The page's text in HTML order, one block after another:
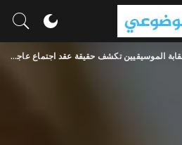
الموسيقيين تكشف حقيقة عقد اجتماع عاجل بسبب أزمة عمرو دياب: خاص “سيدتي”